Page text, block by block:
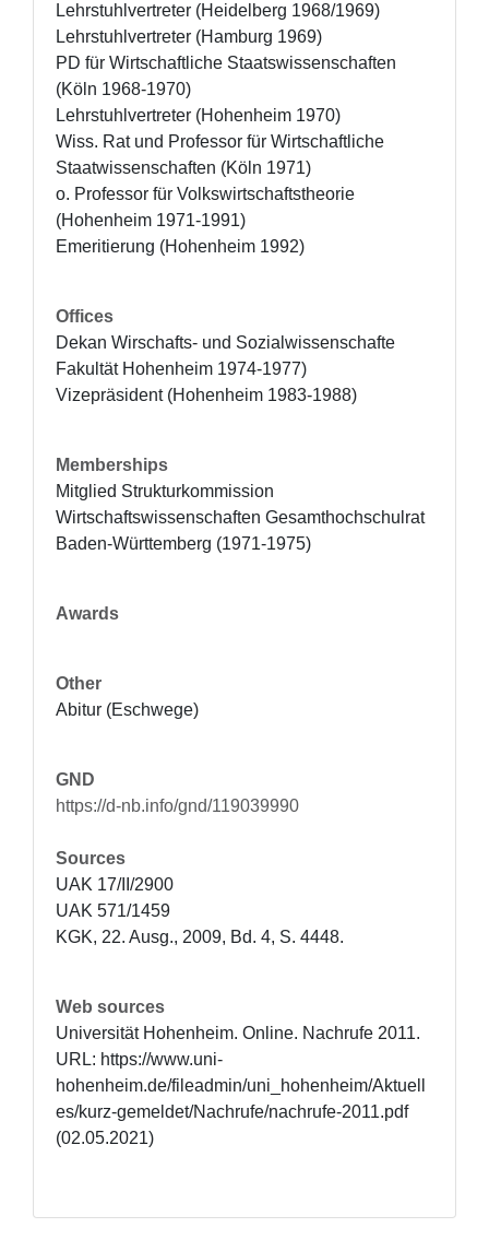
Lehrstuhlvertreter (Heidelberg 1968/1969)
Lehrstuhlvertreter (Hamburg 1969)
PD für Wirtschaftliche Staatswissenschaften
(Köln 1968-1970)
Lehrstuhlvertreter (Hohenheim 1970)
Wiss. Rat und Professor für Wirtschaftliche
Staatwissenschaften (Köln 1971)
o. Professor für Volkswirtschaftstheorie
(Hohenheim 1971-1991)
Emeritierung (Hohenheim 1992)
Offices
Dekan Wirschafts- und Sozialwissenschafte
Fakultät Hohenheim 1974-1977)
Vizepräsident (Hohenheim 1983-1988)
Memberships
Mitglied Strukturkommission
Wirtschaftswissenschaften Gesamthochschulrat
Baden-Württemberg (1971-1975)
Awards
Other
Abitur (Eschwege)
GND
https://d-nb.info/gnd/119039990
Sources
UAK 17/II/2900
UAK 571/1459
KGK, 22. Ausg., 2009, Bd. 4, S. 4448.
Web sources
Universität Hohenheim. Online. Nachrufe 2011.
URL: https://www.uni-
hohenheim.de/fileadmin/uni_hohenheim/Aktuell
es/kurz-gemeldet/Nachrufe/nachrufe-2011.pdf
(02.05.2021)